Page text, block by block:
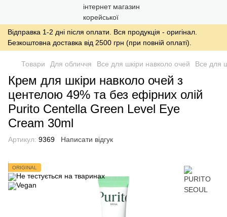
Відправка 1-2 дні після оплати. Вся продукція - оригінал.
Безкоштовна доставка від 2500 грн (при повній оплаті).
Товари Для обличчя Все для шкіри навколо очей Все для
Крем для шкіри навколо очей з
центелою 49% та без ефірних олій
Purito Centella Green Level Eye
Cream 30ml
Артикул: 9369 Написати відгук
ORIGINAL